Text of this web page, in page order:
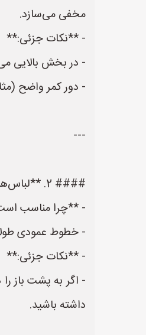
مخفی می‌سازد.
- **نکات جزئی:**
- در بخش بالایی
- دور کمر واضح
---
#### 2. **لباس‌های با برش “V” یا “U” در پشت و جلو**
- **چرا مناسب
- خطوط عمودی
- **نکات جزئی:**
داشته باشید.